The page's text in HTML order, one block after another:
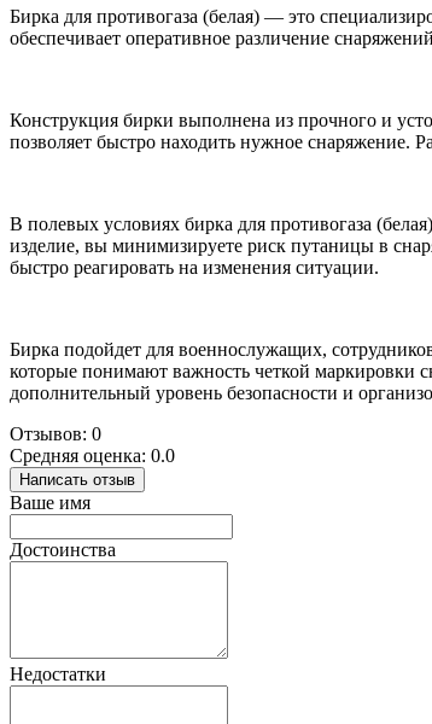
Бирка для противогаза (белая) — это
обеспечивает оперативное различение
Конструкция бирки выполнена из прочного и
позволяет быстро находить нужное снаряжение.
В полевых условиях бирка для противогаза
изделие, вы минимизируете риск путаницы в
быстро реагировать на изменения ситуации.
Бирка подойдет для военнослужащих,
которые понимают важность четкой маркировки
дополнительный уровень безопасности и
Отзывов: 0
Средняя оценка: 0.0
Написать отзыв
Ваше имя
Достоинства
Недостатки